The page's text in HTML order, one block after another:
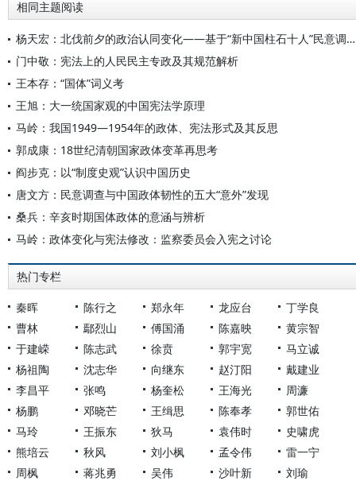
相同主题阅读
杨天宏：北伐前夕的政治认同变化——基于“新中国柱石十人”民意调查的分析
门中敬：宪法上的人民民主专政及其规范解析
王本存：“国体”词义考
王旭：大一统国家观的中国宪法学原理
马岭：我国1949—1954年的政体、宪法形式及其反思
郭成康：18世纪清朝国家政体变革再思考
阎步克：以“制度史观”认识中国历史
唐文方：民意调查与中国政体韧性的五大“意外”发现
桑兵：辛亥时期国体政体的意涵与辨析
马岭：政体变化与宪法修改：监察委员会入宪之讨论
热门专栏
秦晖 陈行之 郑永年 龙应台
丁学良
曹林
鄢烈山 傅国涌 陈嘉映
黄宗智
于建嵘
陈志武 徐贲 郭宇宽
马立诚
杨祖陶
沈志华 向继东 赵汀阳
戴建业
李昌平
张鸣 杨奎松 王海光
周濂
杨鹏
邓晓芒 王缉思 陈奉孝
郭世佑
马玲
王振东 狄马 袁伟时
史啸虎
熊培云
秋风 刘小枫 孟令伟
雷一宁
周枫
蒋兆勇 吴伟 沙叶新 刘瑜